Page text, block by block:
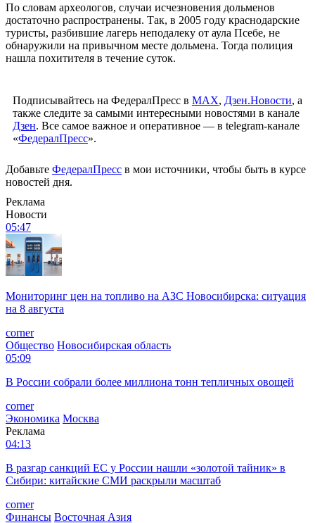
По словам археологов, случаи исчезновения дольменов
достаточно распространены. Так, в 2005 году краснодарские
туристы, разбившие лагерь неподалеку от аула Псебе, не
обнаружили на привычном месте дольмена. Тогда полиция
нашла похитителя в течение суток.
Подписывайтесь на ФедералПресс в МАХ, Дзен.Новости, а
также следите за самыми интересными новостями в канале
Дзен. Все самое важное и оперативное — в telegram-канале
«ФедералПресс».
Добавьте ФедералПресс в мои источники, чтобы быть в курсе
новостей дня.
Реклама
Новости
05:47
Мониторинг цен на топливо на АЗС Новосибирска: ситуация
на 8 августа
corner
Общество Новосибирская область
05:09
В России собрали более миллиона тонн тепличных овощей
corner
Экономика Москва
Реклама
04:13
В разгар санкций ЕС у России нашли «золотой тайник» в
Сибири: китайские СМИ раскрыли масштаб
corner
Финансы Восточная Азия